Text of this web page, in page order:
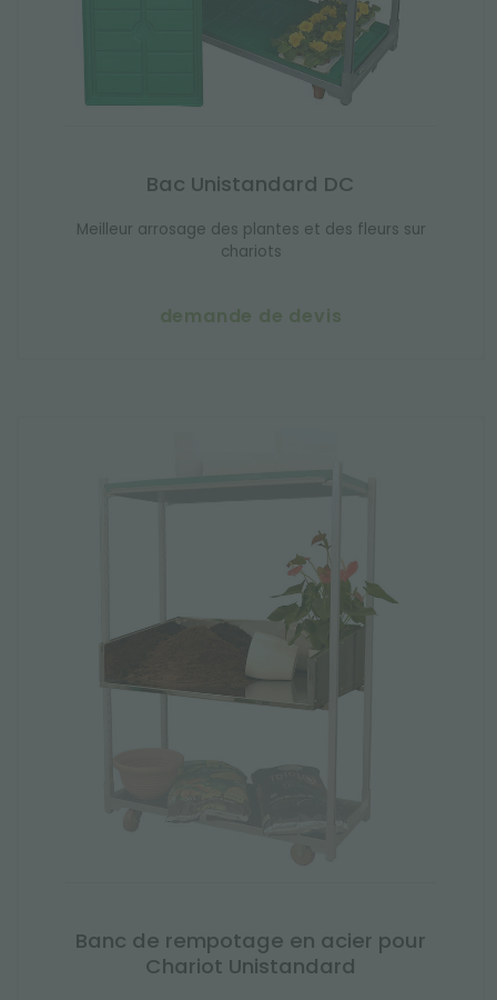
Bac Unistandard DC
Meilleur arrosage des plantes et des fleurs sur
chariots
demande de devis
Banc de rempotage en acier pour
Chariot Unistandard